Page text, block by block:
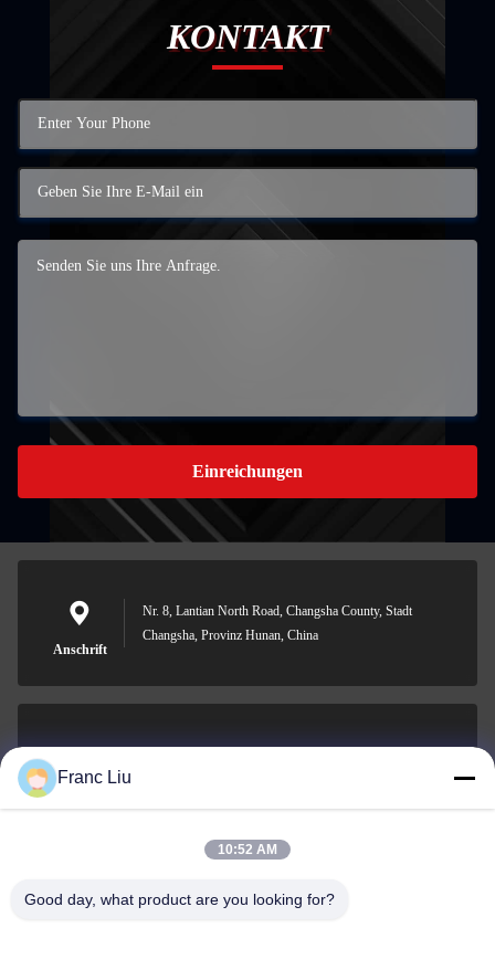
KONTAKT
Einreichungen
Anschrift
Nr. 8, Lantian North Road, Changsha County, Stadt
Changsha, Provinz Hunan, China
E-Mail-Adresse
0086-15367845621
Franc Liu
10:52 AM
Good day, what product are you looking for?